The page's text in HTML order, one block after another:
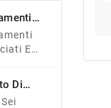
E
Di